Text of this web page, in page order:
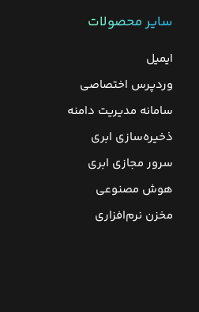
سایر محصولات
ایمیل
وردپرس‌ اختصاصی
سامانه مدیریت دامنه
ذخیره‌سازی ابری
سرور مجازی ابری
هوش مصنوعی
مخزن نرم‌افزاری